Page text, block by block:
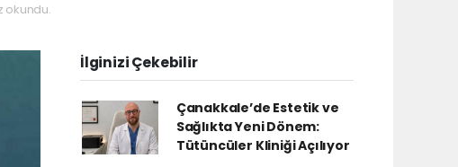
okundu.
İlginizi Çekebilir
Çanakkale’de Estetik ve
Sağlıkta Yeni Dönem:
Tütüncüler Kliniği Açılıyor